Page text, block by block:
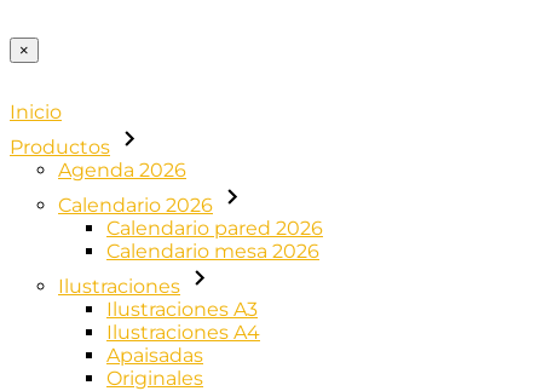
×
Inicio
Productos
Agenda 2026
Calendario 2026
Calendario pared 2026
Calendario mesa 2026
Ilustraciones
Ilustraciones A3
Ilustraciones A4
Apaisadas
Originales